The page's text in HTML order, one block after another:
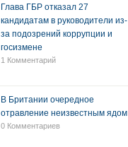
Глава ГБР отказал 27
кандидатам в руководители из-
за подозрений коррупции и
госизмене
1 Комментарий
В Британии очередное
отравление неизвестным ядом
0 Комментариев